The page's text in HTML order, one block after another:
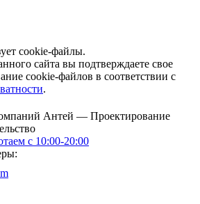
cookie-файлы.
сайта вы подтверждаете свое
cookie-файлов в соответствии с
.
Антей — Проектирование
с 10:00-20:00